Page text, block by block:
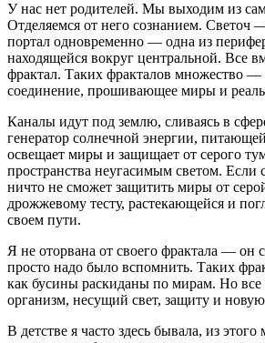
У нас нет родителей. Мы выходим из
Отделяемся от него сознанием. Светоч
портал одновременно — одна из
находящейся вокруг центральной. Все
фрактал. Таких фракталов множество
соединение, прошивающее миры и
Каналы идут под землю, сливаясь в
генератор солнечной энергии,
освещает миры и защищает от серого
пространства неугасимым светом. Если
ничто не сможет защитить миры от
дрожжевому тесту, растекающейся и
своем пути.
Я не оторвана от своего фрактала — он
просто надо было вспомнить. Таких
как бусины раскиданы по мирам. Но
организм, несущий свет, защиту и
В детстве я часто здесь бывала, из